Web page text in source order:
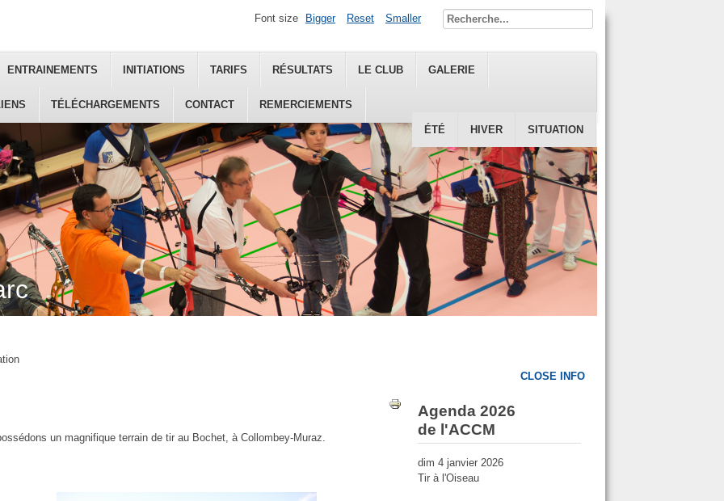
ENTRAINEMENTS
ÉTÉ HIVER SITUATION
INITIATIONS TARIFS RÉSULTATS LE CLUB GALERIE
TÉLÉCHARGEMENTS CONTACT REMERCIEMENTS
Font size Bigger Reset Smaller
un magnifique terrain de tir au Bochet, à Collombey-Muraz.
CLOSE INFO
Agenda 2026
de l'ACCM
dim 4 janvier 2026
Tir à l'Oiseau